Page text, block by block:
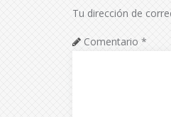
Tu dirección de
Comentario *